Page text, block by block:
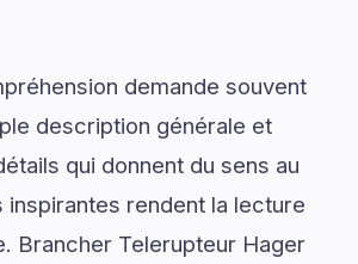
demande souvent
description générale et
qui donnent du sens au
inspirantes rendent la lecture
Brancher Telerupteur Hager